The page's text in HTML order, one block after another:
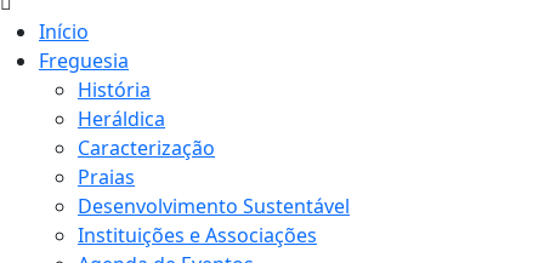
Início
Freguesia
História
Heráldica
Caracterização
Praias
Desenvolvimento Sustentável
Instituições e Associações